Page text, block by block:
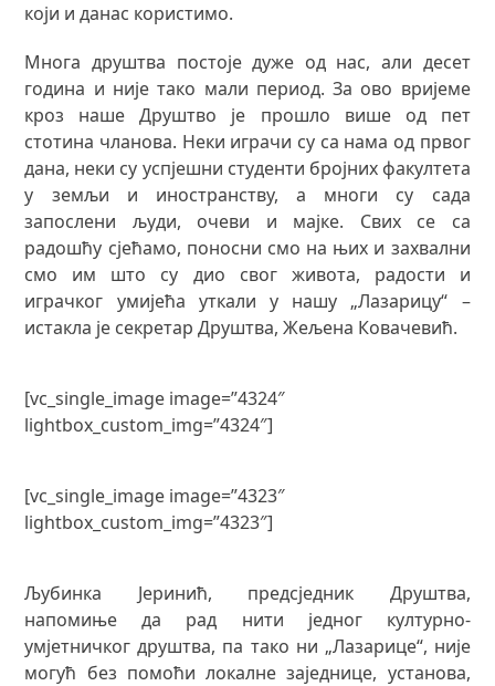
који и данас користимо.
Многа друштва постоје дуже од нас, али десет
година и није тако мали период. За ово вријеме
кроз наше Друштво је прошло више од пет
стотина чланова. Неки играчи су са нама од првог
дана, неки су успјешни студенти бројних факултета
у земљи и иностранству, а многи су сада
запослени људи, очеви и мајке. Свих се са
радошћу сјећамо, поносни смо на њих и захвални
смо им што су дио свог живота, радости и
играчког умијећа уткали у нашу „Лазарицу“ –
истакла је секретар Друштва, Жељена Ковачевић.
[vc_single_image image=”4324″
lightbox_custom_img=”4324″]
[vc_single_image image=”4323″
lightbox_custom_img=”4323″]
Љубинка Јеринић, предсједник Друштва,
напомиње да рад нити једног културно-
умјетничког друштва, па тако ни „Лазарице“, није
могућ без помоћи локалне заједнице, установа,